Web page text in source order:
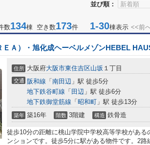
並び順：
数134棟 空き数173件 1-30棟表示 <<前
Ａ）・旭化成ヘーベルメゾンHEBEL
住所 大阪府大阪市東住吉区山坂 １丁目
交通 阪和線 「 南田辺 」駅 徒歩5分
地下鉄谷町線 「 田辺 」駅 徒歩6分
地下鉄御堂筋線 「 昭和町 」駅 徒歩13分
築年 築16年 階数 3階建 構造 鉄骨造
徒歩10分の距離に桃山学院中学校高等学校がある
ンションです。徒歩5分に駅がある物件です。2